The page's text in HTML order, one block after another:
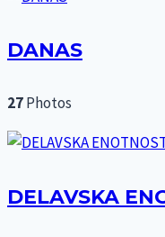
DANAS
27Photos
DELAVSKA